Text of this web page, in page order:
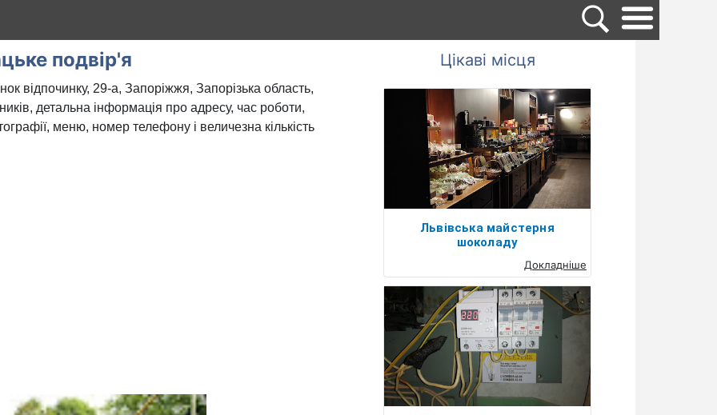
подвір'я
відпочинку, 29-а, Запоріжжя, Запорізька область,
детальна інформація про адресу, час роботи,
меню, номер телефону і величезна кількість
Цікаві місця
Львівська майстерня
шоколаду
Докладніше